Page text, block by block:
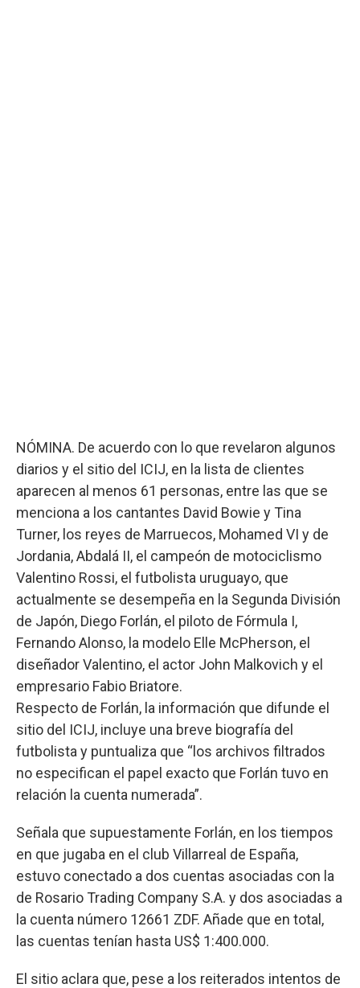
NÓMINA. De acuerdo con lo que revelaron algunos
diarios y el sitio del ICIJ, en la lista de clientes
aparecen al menos 61 personas, entre las que se
menciona a los cantantes David Bowie y Tina
Turner, los reyes de Marruecos, Mohamed VI y de
Jordania, Abdalá II, el campeón de motociclismo
Valentino Rossi, el futbolista uruguayo, que
actualmente se desempeña en la Segunda División
de Japón, Diego Forlán, el piloto de Fórmula I,
Fernando Alonso, la modelo Elle McPherson, el
diseñador Valentino, el actor John Malkovich y el
empresario Fabio Briatore.
Respecto de Forlán, la información que difunde el
sitio del ICIJ, incluye una breve biografía del
futbolista y puntualiza que “los archivos filtrados
no especifican el papel exacto que Forlán tuvo en
relación la cuenta numerada”.
Señala que supuestamente Forlán, en los tiempos
en que jugaba en el club Villarreal de España,
estuvo conectado a dos cuentas asociadas con la
de Rosario Trading Company S.A. y dos asociadas a
la cuenta número 12661 ZDF. Añade que en total,
las cuentas tenían hasta US$ 1:400.000.
El sitio aclara que, pese a los reiterados intentos de